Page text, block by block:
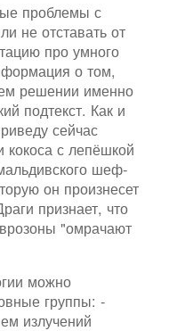
проблемы с
не отставать от
про умного
о том,
решении именно
подтекст. Как и
сейчас
кокоса с лепёшкой
шеф-
он произнесет
признает, что
"омрачают
можно
группы: -
излучений